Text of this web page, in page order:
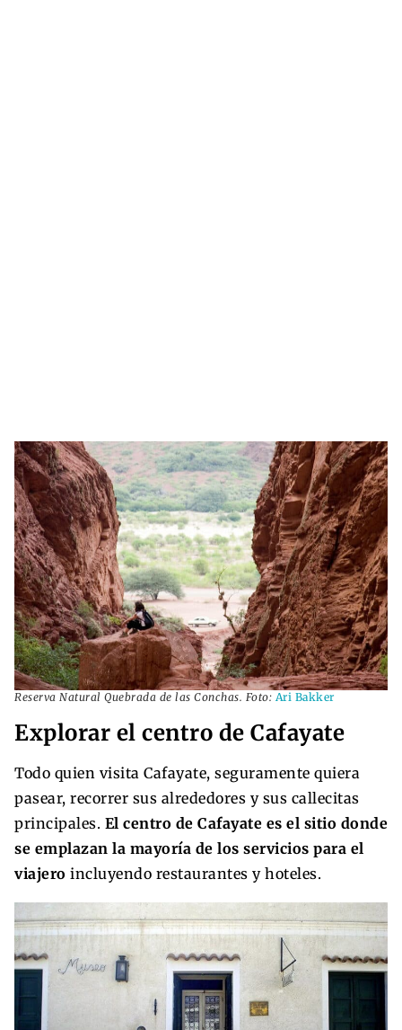
Reserva Natural Quebrada de las Conchas. Foto: Ari Bakker
Explorar el centro de Cafayate
Todo quien visita Cafayate, seguramente quiera
pasear, recorrer sus alrededores y sus callecitas
principales. El centro de Cafayate es el sitio donde
se emplazan la mayoría de los servicios para el
viajero incluyendo restaurantes y hoteles.